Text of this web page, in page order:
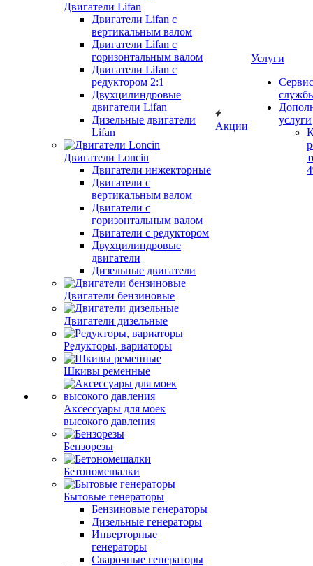
Двигатели Lifan
Двигатели Lifan с
вертикальным валом
Двигатели Lifan с
горизонтальным валом
Двигатели Lifan с
редуктором 2:1
Двухцилиндровые
двигатели Lifan
Дизельные двигатели
Lifan
Двигатели Loncin
Двигатели инжекторные
Двигатели с
вертикальным валом
Двигатели с
горизонтальным валом
Двигатели с редуктором
Двухцилиндровые
двигатели
Дизельные двигатели
Двигатели бензиновые
Двигатели дизельные
Редукторы, вариаторы
Шкивы ременные
Аксессуары для моек
высокого давления
Бензорезы
Бетономешалки
Бытовые генераторы
Бензиновые генераторы
Дизельные генераторы
Инверторные
генераторы
Сварочные генераторы
Акции
Услуги
услуги